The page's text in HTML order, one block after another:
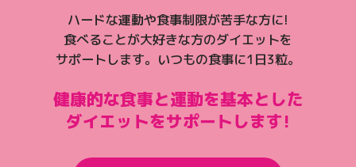
ハードな運動や食事制限が苦手な方に!
食べることが大好きな方のダイエットを
サポートします。いつもの食事に1日3粒。
健康的な食事と運動を基本とした
ダイエットをサポートします!